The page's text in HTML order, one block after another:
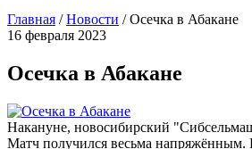
Главная /Новости /Осечка в Абакане
16 февраля 2023
Осечка в Абакане
Накануне, новосибирский
Матч получился весьма напряжённым.